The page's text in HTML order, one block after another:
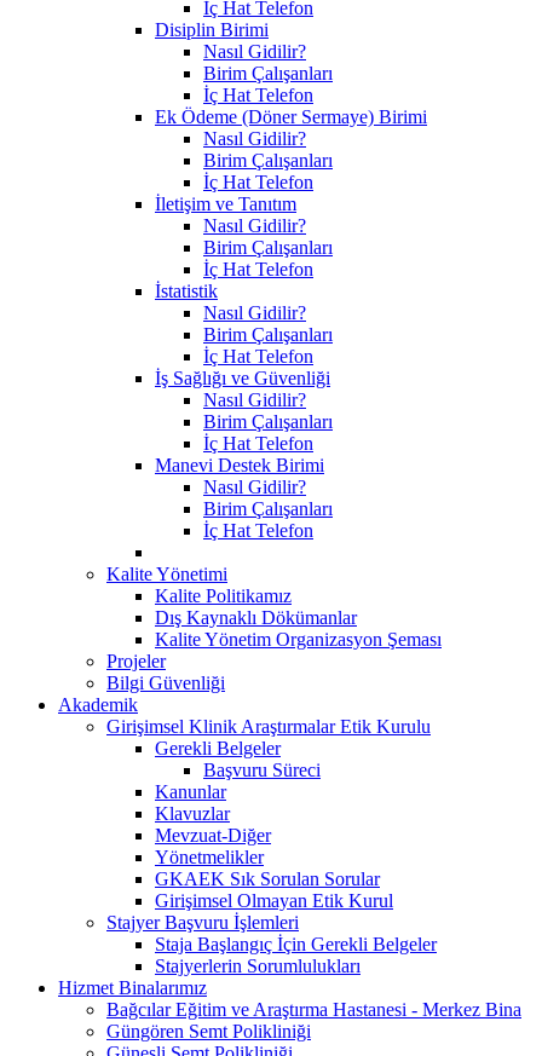
İç Hat Telefon
Disiplin Birimi
Nasıl Gidilir?
Birim Çalışanları
İç Hat Telefon
Ek Ödeme (Döner Sermaye) Birimi
Nasıl Gidilir?
Birim Çalışanları
İç Hat Telefon
İletişim ve Tanıtım
Nasıl Gidilir?
Birim Çalışanları
İç Hat Telefon
İstatistik
Nasıl Gidilir?
Birim Çalışanları
İç Hat Telefon
İş Sağlığı ve Güvenliği
Nasıl Gidilir?
Birim Çalışanları
İç Hat Telefon
Manevi Destek Birimi
Nasıl Gidilir?
Birim Çalışanları
İç Hat Telefon
Kalite Yönetimi
Kalite Politikamız
Dış Kaynaklı Dökümanlar
Kalite Yönetim Organizasyon Şeması
Projeler
Bilgi Güvenliği
Akademik
Girişimsel Klinik Araştırmalar Etik Kurulu
Gerekli Belgeler
Başvuru Süreci
Kanunlar
Klavuzlar
Mevzuat-Diğer
Yönetmelikler
GKAEK Sık Sorulan Sorular
Girişimsel Olmayan Etik Kurul
Stajyer Başvuru İşlemleri
Staja Başlangıç İçin Gerekli Belgeler
Stajyerlerin Sorumlulukları
Hizmet Binalarımız
Bağcılar Eğitim ve Araştırma Hastanesi - Merkez Bina
Güngören Semt Polikliniği